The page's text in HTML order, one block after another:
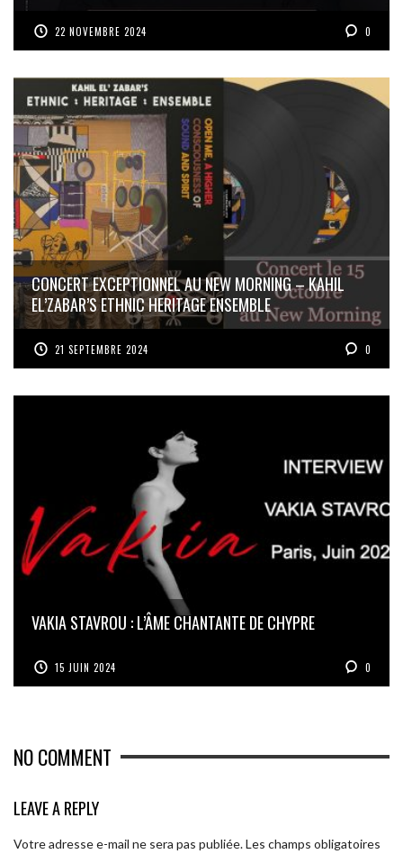
22 NOVEMBRE 2024 0
CONCERT EXCEPTIONNEL AU NEW MORNING – KAHIL
EL’ZABAR’S ETHNIC HERITAGE ENSEMBLE
21 SEPTEMBRE 2024 0
VAKIA STAVROU : L’ÂME CHANTANTE DE CHYPRE
15 JUIN 2024 0
NO COMMENT
LEAVE A REPLY
Votre adresse e-mail ne sera pas publiée.Les champs obligatoires